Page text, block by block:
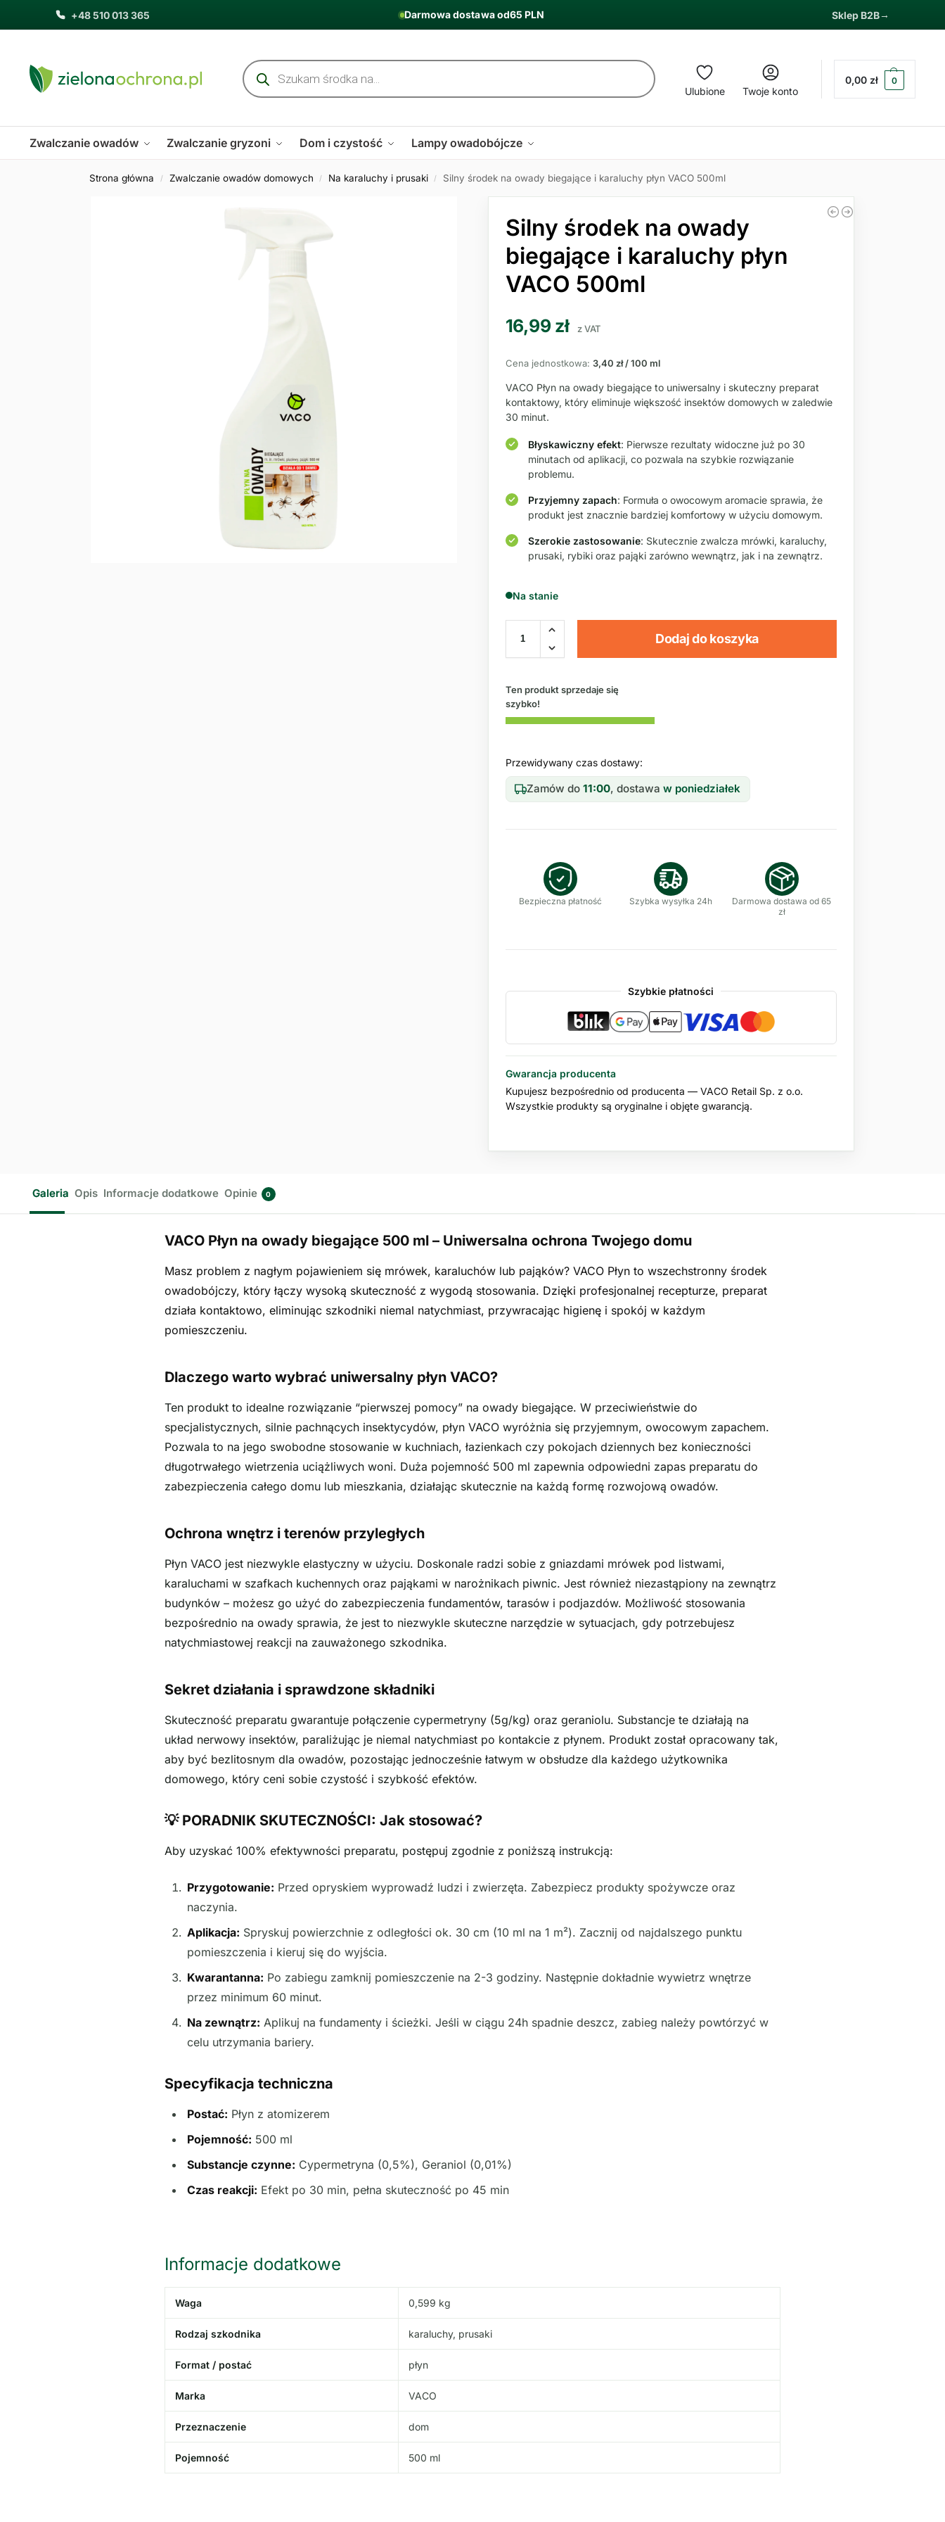
+48 510 013 365 Darmowa dostawa od65 PLN Sklep B2B
Ulubione Twoje konto
0,00 zł 0
Zwalczanie owadów Zwalczanie gryzoni Dom i czystość Lampy owadobójcze
Strona główna / Zwalczanie owadów domowych / Na karaluchy i prusaki / Silny środek na owady biegające i karaluchy płyn VACO 500ml
Silny środek na owady
biegające i karaluchy płyn
VACO 500ml
16,99 zł z VAT
Cena jednostkowa: 3,40 zł / 100 ml
VACO Płyn na owady biegające to uniwersalny i skuteczny preparat
kontaktowy, który eliminuje większość insektów domowych w zaledwie
30 minut.
Błyskawiczny efekt: Pierwsze rezultaty widoczne już po 30
minutach od aplikacji, co pozwala na szybkie rozwiązanie
problemu.
Przyjemny zapach: Formuła o owocowym aromacie sprawia, że
produkt jest znacznie bardziej komfortowy w użyciu domowym.
Szerokie zastosowanie: Skutecznie zwalcza mrówki, karaluchy,
prusaki, rybiki oraz pająki zarówno wewnątrz, jak i na zewnątrz.
Na stanie
Dodaj do koszyka
Ten produkt sprzedaje się
szybko!
Przewidywany czas dostawy:
Zamów do11:00, dostawaw poniedziałek
Bezpieczna płatność Szybka wysyłka 24h
Darmowa dostawa od 65
zł
Szybkie płatności
Gwarancja producenta
Kupujesz bezpośrednio od producenta — VACO Retail Sp. z o.o.
Wszystkie produkty są oryginalne i objęte gwarancją.
Galeria Opis Informacje dodatkowe Opinie 0
VACO Płyn na owady biegające 500 ml – Uniwersalna ochrona Twojego domu
Masz problem z nagłym pojawieniem się mrówek, karaluchów lub pająków? VACO Płyn to wszechstronny środek
owadobójczy, który łączy wysoką skuteczność z wygodą stosowania. Dzięki profesjonalnej recepturze, preparat
działa kontaktowo, eliminując szkodniki niemal natychmiast, przywracając higienę i spokój w każdym
pomieszczeniu.
Dlaczego warto wybrać uniwersalny płyn VACO?
Ten produkt to idealne rozwiązanie “pierwszej pomocy” na owady biegające. W przeciwieństwie do
specjalistycznych, silnie pachnących insektycydów, płyn VACO wyróżnia się przyjemnym, owocowym zapachem.
Pozwala to na jego swobodne stosowanie w kuchniach, łazienkach czy pokojach dziennych bez konieczności
długotrwałego wietrzenia uciążliwych woni. Duża pojemność 500 ml zapewnia odpowiedni zapas preparatu do
zabezpieczenia całego domu lub mieszkania, działając skutecznie na każdą formę rozwojową owadów.
Ochrona wnętrz i terenów przyległych
Płyn VACO jest niezwykle elastyczny w użyciu. Doskonale radzi sobie z gniazdami mrówek pod listwami,
karaluchami w szafkach kuchennych oraz pająkami w narożnikach piwnic. Jest również niezastąpiony na zewnątrz
budynków – możesz go użyć do zabezpieczenia fundamentów, tarasów i podjazdów. Możliwość stosowania
bezpośrednio na owady sprawia, że jest to niezwykle skuteczne narzędzie w sytuacjach, gdy potrzebujesz
natychmiastowej reakcji na zauważonego szkodnika.
Sekret działania i sprawdzone składniki
Skuteczność preparatu gwarantuje połączenie cypermetryny (5g/kg) oraz geraniolu. Substancje te działają na
układ nerwowy insektów, paraliżując je niemal natychmiast po kontakcie z płynem. Produkt został opracowany tak,
aby być bezlitosnym dla owadów, pozostając jednocześnie łatwym w obsłudze dla każdego użytkownika
domowego, który ceni sobie czystość i szybkość efektów.
💡 PORADNIK SKUTECZNOŚCI: Jak stosować?
Aby uzyskać 100% efektywności preparatu, postępuj zgodnie z poniższą instrukcją:
Przygotowanie: Przed opryskiem wyprowadź ludzi i zwierzęta. Zabezpiecz produkty spożywcze oraz
naczynia.
Aplikacja: Spryskuj powierzchnie z odległości ok. 30 cm (10 ml na 1 m²). Zacznij od najdalszego punktu
pomieszczenia i kieruj się do wyjścia.
Kwarantanna: Po zabiegu zamknij pomieszczenie na 2-3 godziny. Następnie dokładnie wywietrz wnętrze
przez minimum 60 minut.
Na zewnątrz: Aplikuj na fundamenty i ścieżki. Jeśli w ciągu 24h spadnie deszcz, zabieg należy powtórzyć w
celu utrzymania bariery.
Specyfikacja techniczna
Postać: Płyn z atomizerem
Pojemność: 500 ml
Substancje czynne: Cypermetryna (0,5%), Geraniol (0,01%)
Czas reakcji: Efekt po 30 min, pełna skuteczność po 45 min
Informacje dodatkowe
Waga 0,599 kg
Rodzaj szkodnika karaluchy, prusaki
Format / postać płyn
Marka VACO
Przeznaczenie dom
Pojemność 500 ml